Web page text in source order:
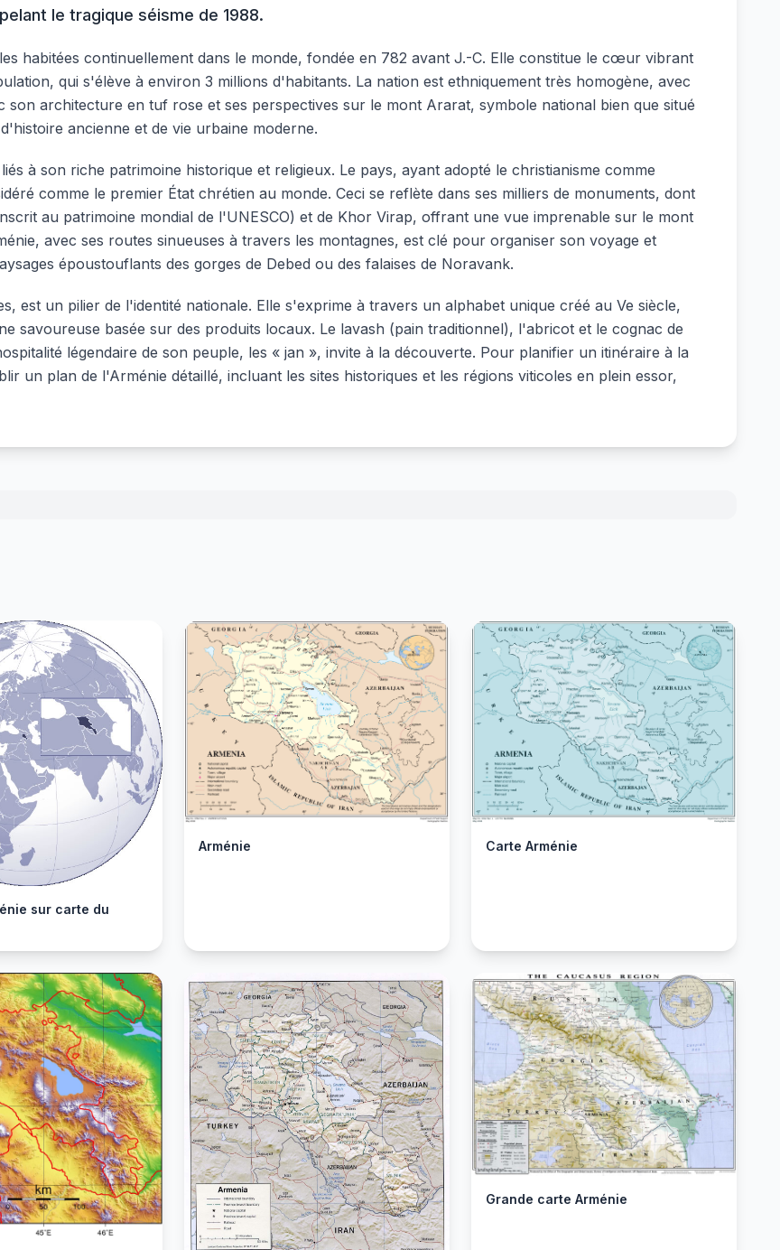
le tragique séisme de 1988.
habitées continuellement dans le monde, fondée en 782 avant J.-C. Elle constitue le cœur vibrant
qui s'élève à environ 3 millions d'habitants. La nation est ethniquement très homogène, avec
architecture en tuf rose et ses perspectives sur le mont Ararat, symbole national bien que situé
ancienne et de vie urbaine moderne.
à son riche patrimoine historique et religieux. Le pays, ayant adopté le christianisme comme
comme le premier État chrétien au monde. Ceci se reflète dans ses milliers de monuments, dont
au patrimoine mondial de l'UNESCO) et de Khor Virap, offrant une vue imprenable sur le mont
avec ses routes sinueuses à travers les montagnes, est clé pour organiser son voyage et
époustouflants des gorges de Debed ou des falaises de Noravank.
est un pilier de l'identité nationale. Elle s'exprime à travers un alphabet unique créé au Ve siècle,
savoureuse basée sur des produits locaux. Le lavash (pain traditionnel), l'abricot et le cognac de
légendaire de son peuple, les « jan », invite à la découverte. Pour planifier un itinéraire à la
un plan de l'Arménie détaillé, incluant les sites historiques et les régions viticoles en plein essor,
sur carte du
Arménie Carte Arménie
Grande carte Arménie